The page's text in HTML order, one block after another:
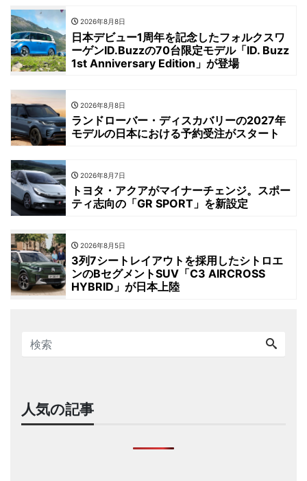
2026年8月8日
日本デビュー1周年を記念したフォルクスワ
ーゲンID.Buzzの70台限定モデル「ID. Buzz
1st Anniversary Edition」が登場
2026年8月8日
ランドローバー・ディスカバリーの2027年
モデルの日本における予約受注がスタート
2026年8月7日
トヨタ・アクアがマイナーチェンジ。スポー
ティ志向の「GR SPORT」を新設定
2026年8月5日
3列7シートレイアウトを採用したシトロエ
ンのBセグメントSUV「C3 AIRCROSS
HYBRID」が日本上陸
人気の記事